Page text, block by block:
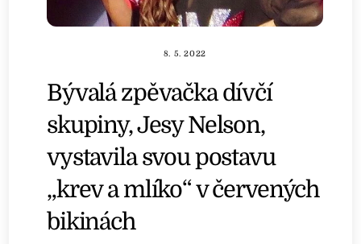
8. 5. 2022
Bývalá zpěvačka dívčí
skupiny, Jesy Nelson,
vystavila svou postavu
„krev a mlíko“ v červených
bikinách